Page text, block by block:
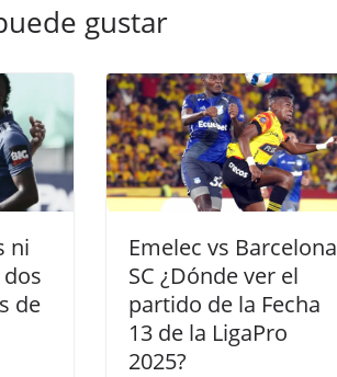
gustar
ni
de
Emelec vs Barcelona
SC ¿Dónde ver el
partido de la Fecha
13 de la LigaPro
2025?